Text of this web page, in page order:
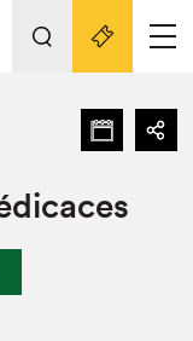
Nos activités